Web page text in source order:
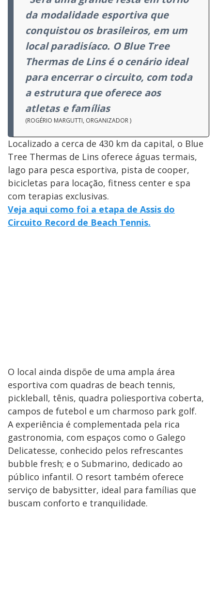
da modalidade esportiva que
conquistou os brasileiros, em um
local paradisíaco. O Blue Tree
Thermas de Lins é o cenário ideal
para encerrar o circuito, com toda
a estrutura que oferece aos
atletas e famílias
(ROGÉRIO MARGUTTI, ORGANIZADOR )
Localizado a cerca de 430 km da capital, o Blue
Tree Thermas de Lins oferece águas termais,
lago para pesca esportiva, pista de cooper,
bicicletas para locação, fitness center e spa
com terapias exclusivas.
Veja aqui como foi a etapa de Assis do
Circuito Record de Beach Tennis.
O local ainda dispõe de uma ampla área
esportiva com quadras de beach tennis,
pickleball, tênis, quadra poliesportiva coberta,
campos de futebol e um charmoso park golf.
A experiência é complementada pela rica
gastronomia, com espaços como o Galego
Delicatesse, conhecido pelos refrescantes
bubble fresh; e o Submarino, dedicado ao
público infantil. O resort também oferece
serviço de babysitter, ideal para famílias que
buscam conforto e tranquilidade.